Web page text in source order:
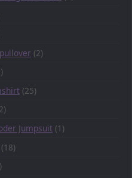
(2)
(25)
Jumpsuit (1)
(18)